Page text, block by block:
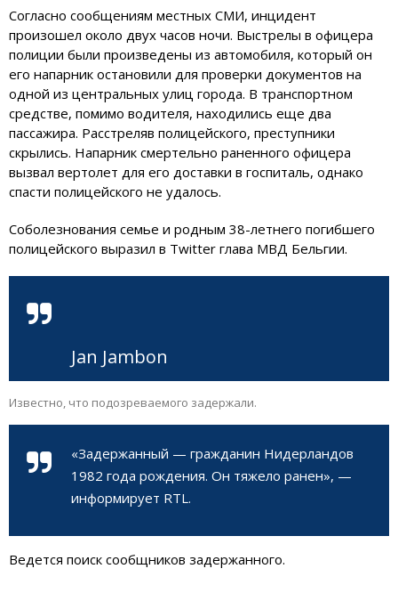
Согласно сообщениям местных СМИ, инцидент
произошел около двух часов ночи. Выстрелы в офицера
полиции были произведены из автомобиля, который он
его напарник остановили для проверки документов на
одной из центральных улиц города. В транспортном
средстве, помимо водителя, находились еще два
пассажира. Расстреляв полицейского, преступники
скрылись. Напарник смертельно раненного офицера
вызвал вертолет для его доставки в госпиталь, однако
спасти полицейского не удалось.
Соболезнования семье и родным 38-летнего погибшего
полицейского выразил в Twitter глава МВД Бельгии.
Jan Jambon
Известно, что подозреваемого задержали.
«Задержанный — гражданин Нидерландов
1982 года рождения. Он тяжело ранен», —
информирует RTL.
Ведется поиск сообщников задержанного.